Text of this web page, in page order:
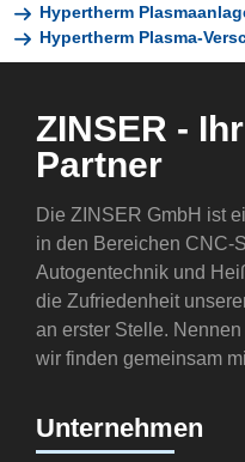
Hypertherm
Hypertherm Plasma-
ZINSER -
Partner
Die ZINSER GmbH ist
in den Bereichen CNC-
Autogentechnik und
die Zufriedenheit
an erster Stelle.
wir finden gemeinsam
Unternehmen